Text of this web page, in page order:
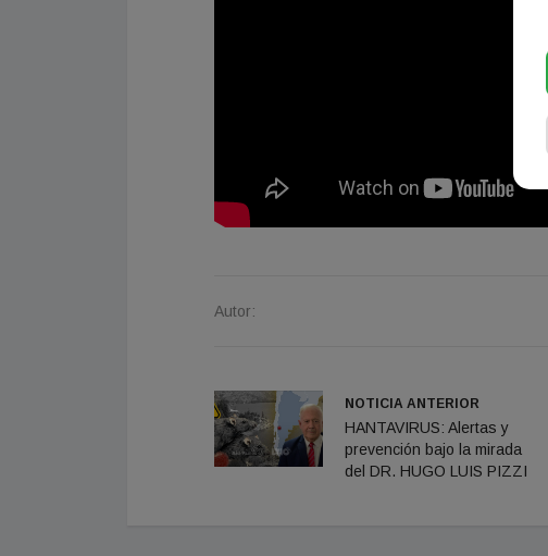
Autor:
NOTICIA ANTERIOR
HANTAVIRUS: Alertas y
prevención bajo la mirada
del DR. HUGO LUIS PIZZI